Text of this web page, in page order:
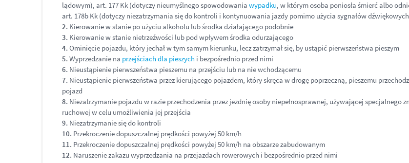
lądowym), art. 177 Kk (dotyczy nieumyślnego spowodowania wypadku, w którym osoba poniosła śmierć albo
art. 178b Kk (dotyczy niezatrzymania się do kontroli i kontynuowania jazdy pomimo użycia sygnałów
2. Kierowanie w stanie po użyciu alkoholu lub środka działającego podobnie
3. Kierowanie w stanie nietrzeźwości lub pod wpływem środka odurzającego
4. Ominięcie pojazdu, który jechał w tym samym kierunku, lecz zatrzymał się, by ustąpić pierwszeństwa pieszym
5. Wyprzedzanie na przejściach dla pieszych i bezpośrednio przed nimi
6. Nieustąpienie pierwszeństwa pieszemu na przejściu lub na nie wchodzącemu
7. Nieustąpienie pierwszeństwa przez kierującego pojazdem, który skręca w drogę poprzeczną, pieszemu
pojazd
8. Niezatrzymanie pojazdu w razie przechodzenia przez jezdnię osoby niepełnosprawnej, używającej specjalnego
ruchowej w celu umożliwienia jej przejścia
9. Niezatrzymanie się do kontroli
10. Przekroczenie dopuszczalnej prędkości powyżej 50 km/h
11. Przekroczenie dopuszczalnej prędkości powyżej 50 km/h na obszarze zabudowanym
12. Naruszenie zakazu wyprzedzania na przejazdach rowerowych i bezpośrednio przed nimi